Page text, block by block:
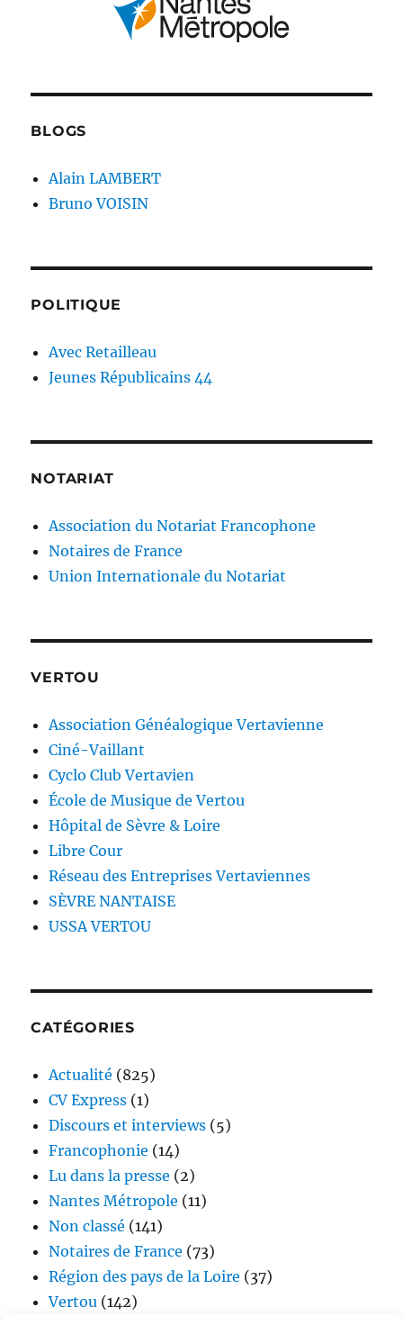
BLOGS
Alain LAMBERT
Bruno VOISIN
POLITIQUE
Avec Retailleau
Jeunes Républicains 44
NOTARIAT
Association du Notariat Francophone
Notaires de France
Union Internationale du Notariat
VERTOU
Association Généalogique Vertavienne
Ciné-Vaillant
Cyclo Club Vertavien
École de Musique de Vertou
Hôpital de Sèvre & Loire
Libre Cour
Réseau des Entreprises Vertaviennes
SÈVRE NANTAISE
USSA VERTOU
CATÉGORIES
Actualité (825)
CV Express (1)
Discours et interviews (5)
Francophonie (14)
Lu dans la presse (2)
Nantes Métropole (11)
Non classé (141)
Notaires de France (73)
Région des pays de la Loire (37)
Vertou (142)